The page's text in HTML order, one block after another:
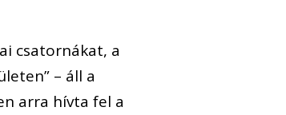
csatornákat, a
– áll a
arra hívta fel a